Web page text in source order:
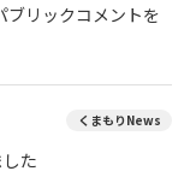
ブリックコメントを
くまもりNews
た